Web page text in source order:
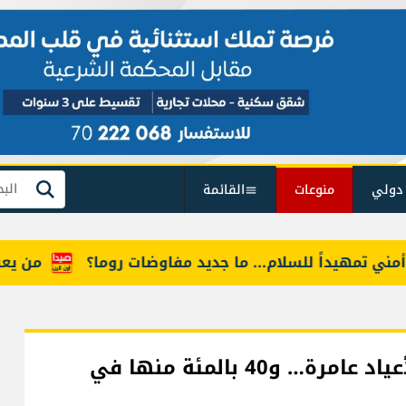
منوعات القائمة بحث
من يعرف للسلام... ما جديد مفاوضات روما؟
لبنان في صدارة هدر الطعام: موائد الأعياد عامرة… و40 بالمئة منها في